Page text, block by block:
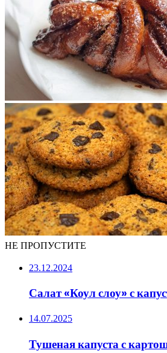
НЕ ПРОПУСТИТЕ
23.12.2024
Салат «Коул слоу» с
14.07.2025
Тушеная капуста с